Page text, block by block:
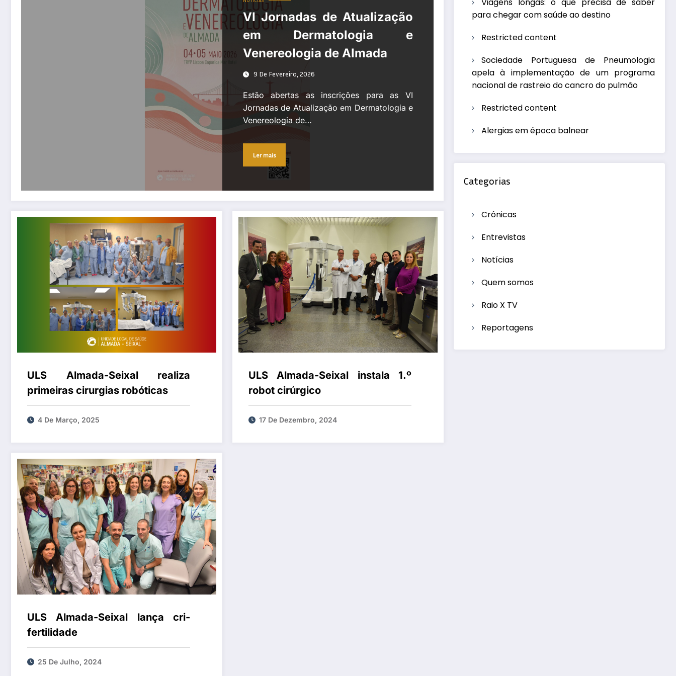
VI Jornadas de Atualização
em Dermatologia e
Venereologia de Almada
9 De Fevereiro, 2026
Estão abertas as inscrições para as VI
Jornadas de Atualização em Dermatologia e
Venereologia de…
Ler mais
ULS Almada-Seixal realiza
primeiras cirurgias robóticas
4 De Março, 2025
ULS Almada-Seixal instala 1.º
robot cirúrgico
17 De Dezembro, 2024
ULS Almada-Seixal lança cri-
fertilidade
25 De Julho, 2024
Viagens longas: o que precisa de saber
para chegar com saúde ao destino
Restricted content
Sociedade Portuguesa de Pneumologia
apela à implementação de um programa
nacional de rastreio do cancro do pulmão
Restricted content
Alergias em época balnear
Categorias
Crónicas
Entrevistas
Notícias
Quem somos
Raio X TV
Reportagens